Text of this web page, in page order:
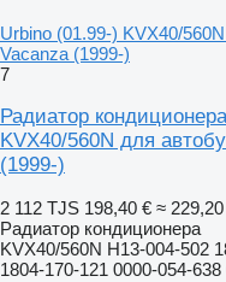
Urbino (01.99-) KVX40/
Vacanza (1999-)
7
Радиатор
KVX40/560N для
(1999-)
2 112 TJS 198,40 € ≈
Радиатор кондиционера
KVX40/560N H13-004-502
1804-170-121 0000-054-